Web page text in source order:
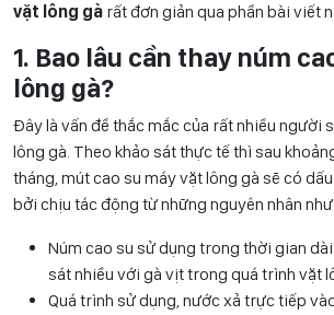
vặt lông gà rất đơn giản qua phần bài viết
1. Bao lâu cần thay núm
lông gà?
Đây là vấn đề thắc mắc của rất nhiều người
lông gà. Theo khảo sát thực tế thì sau
tháng, mút cao su máy vặt lông gà sẽ có
bởi chịu tác động từ những nguyên nhân như
Núm cao su sử dụng trong thời gian
sát nhiều với gà vịt trong quá trình vặt
Quá trình sử dụng, nước xả trực tiếp